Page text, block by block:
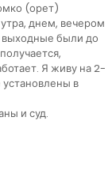
(орет)
днем, вечером
были до
Я живу на 2-
в
и суд.